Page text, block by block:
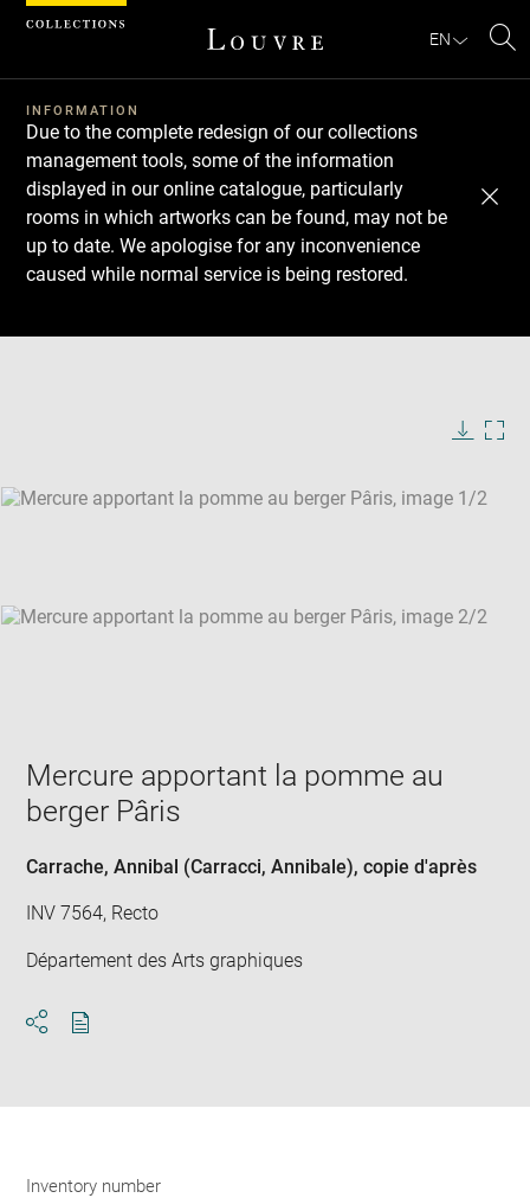
EN
INFORMATION
Due to the complete redesign of our collections
management tools, some of the information
displayed in our online catalogue, particularly
rooms in which artworks can be found, may not be
up to date. We apologise for any inconvenience
caused while normal service is being restored.
SKIP IMAGE CAROUSEL
Download
Next
Previous
Mercure apportant la pomme au
berger Pâris
Carrache, Annibal (Carracci, Annibale), copie d'après
INV 7564, Recto
Département des Arts graphiques
Inventory number
Cookies management panel